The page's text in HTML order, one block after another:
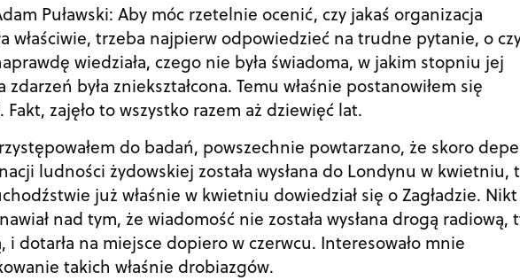
Puławski: Aby móc rzetelnie ocenić, czy jakaś organizacja
właściwie, trzeba najpierw odpowiedzieć na trudne pytanie, o
wiedziała, czego nie była świadoma, w jakim stopniu jej
zdarzeń była zniekształcona. Temu właśnie postanowiłem się
Fakt, zajęło to wszystko razem aż dziewięć lat.
do badań, powszechnie powtarzano, że skoro
ludności żydowskiej została wysłana do Londynu w kwietniu,
już właśnie w kwietniu dowiedział się o Zagładzie.
nad tym, że wiadomość nie została wysłana drogą radiową,
i dotarła na miejsce dopiero w czerwcu. Interesowało mnie
takich właśnie drobiazgów.